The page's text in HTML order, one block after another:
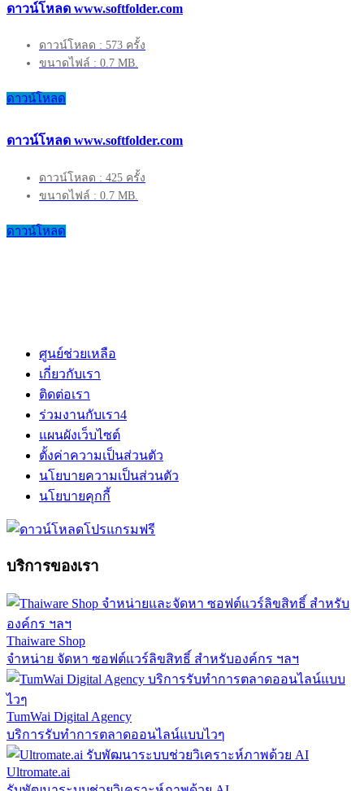
ดาวน์โหลด www.softfolder.com
ดาวน์โหลด : 573 ครั้ง
ขนาดไฟล์ : 0.7 MB.
ดาวน์โหลด
ดาวน์โหลด www.softfolder.com
ดาวน์โหลด : 425 ครั้ง
ขนาดไฟล์ : 0.7 MB.
ดาวน์โหลด
ศูนย์ช่วยเหลือ
เกี่ยวกับเรา
ติดต่อเรา
ร่วมงานกับเรา4
แผนผังเว็บไซต์
ตั้งค่าความเป็นส่วนตัว
นโยบายความเป็นส่วนตัว
นโยบายคุกกี้
บริการของเรา
Thaiware Shop
จำหน่าย จัดหา ซอฟต์แวร์ลิขสิทธิ์ สำหรับองค์กร ฯลฯ
TumWai Digital Agency
บริการรับทำการตลาดออนไลน์แบบไวๆ
Ultromate.ai